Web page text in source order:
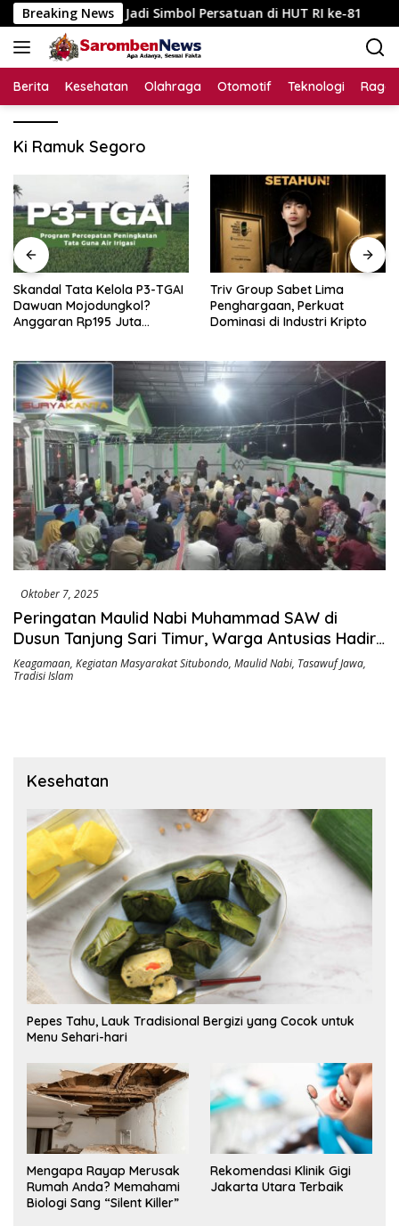
Langsung
ke
konten
Breaking News
Jadi Simbol Persatuan di HUT RI ke-81
Berita Kesehatan Olahraga Otomotif Teknologi
Ki Ramuk Segoro
Skandal Tata Kelola P3-TGAI
Dawuan Mojodungkol?
Anggaran Rp195 Juta
Swakelola Petani
Triv Group Sabet Lima
Penghargaan, Perkuat
Dominasi di Industri Kripto
Oktober 7, 2025
Peringatan Maulid Nabi Muhammad SAW di
Dusun Tanjung Sari Timur, Warga Antusias Hadiri
Ceramah Ki Ramuk Segoro
Keagamaan, Kegiatan Masyarakat Situbondo, Maulid Nabi, Tasawuf Jawa,
Tradisi Islam
Kesehatan
Pepes Tahu, Lauk Tradisional Bergizi yang Cocok untuk
Menu Sehari-hari
Mengapa Rayap Merusak
Rumah Anda? Memahami
Biologi Sang “Silent Killer”
Rekomendasi Klinik Gigi
Jakarta Utara Terbaik